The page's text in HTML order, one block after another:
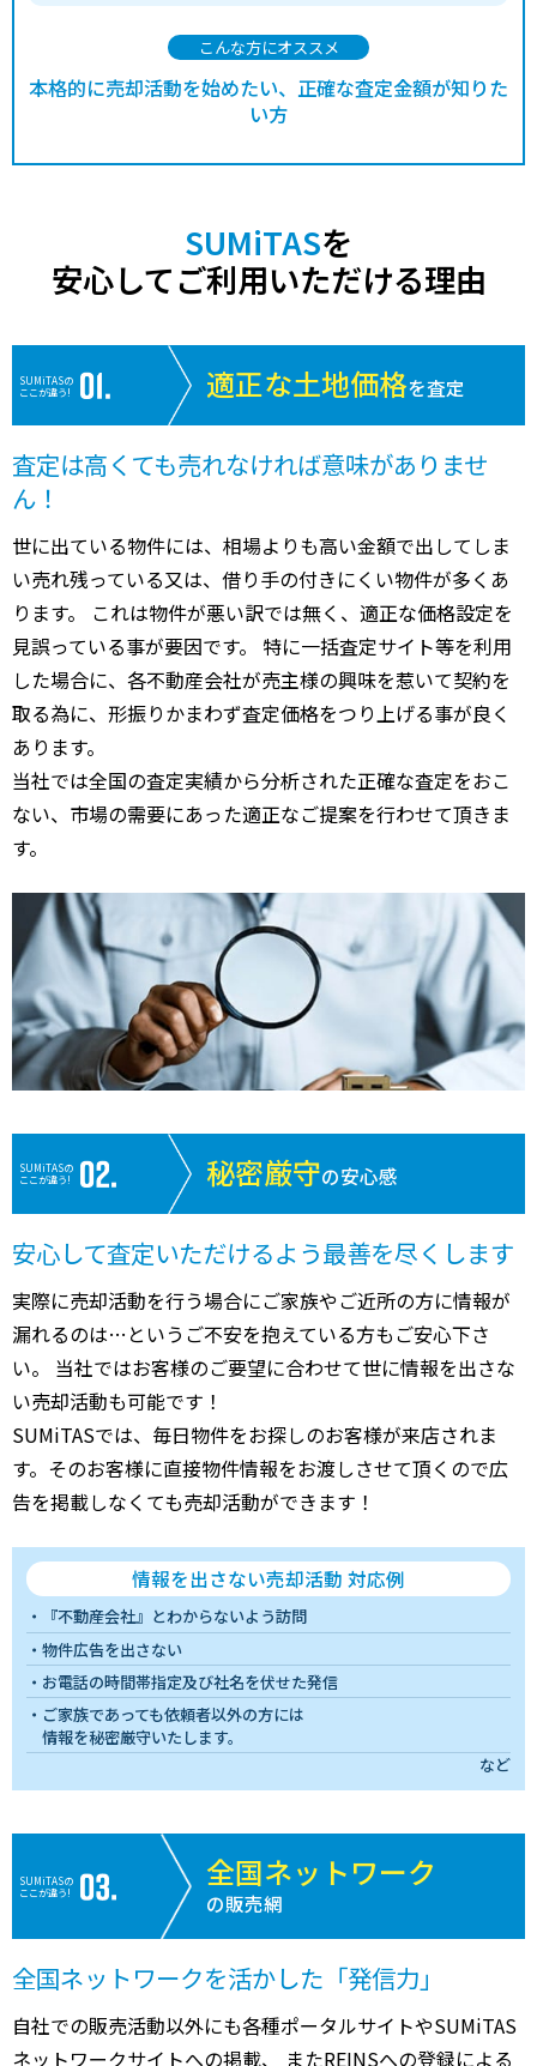
こんな方にオススメ
本格的に売却活動を始めたい、正確な査定金額が知りた
い方
SUMiTASを
安心してご利用いただける理由
SUMiTASの
ここが違う!
適正な土地価格を査定
査定は高くても売れなければ意味がありませ
ん！
世に出ている物件には、相場よりも高い金額で出してしま
い売れ残っている又は、借り手の付きにくい物件が多くあ
ります。 これは物件が悪い訳では無く、適正な価格設定を
見誤っている事が要因です。 特に一括査定サイト等を利用
した場合に、各不動産会社が売主様の興味を惹いて契約を
取る為に、形振りかまわず査定価格をつり上げる事が良く
あります。
当社では全国の査定実績から分析された正確な査定をおこ
ない、市場の需要にあった適正なご提案を行わせて頂きま
す。
SUMiTASの
ここが違う!
秘密厳守の安心感
安心して査定いただけるよう最善を尽くします
実際に売却活動を行う場合にご家族やご近所の方に情報が
漏れるのは…というご不安を抱えている方もご安心下さ
い。 当社ではお客様のご要望に合わせて世に情報を出さな
い売却活動も可能です！
SUMiTASでは、毎日物件をお探しのお客様が来店されま
す。そのお客様に直接物件情報をお渡しさせて頂くので広
告を掲載しなくても売却活動ができます！
情報を出さない売却活動 対応例
『不動産会社』とわからないよう訪問
物件広告を出さない
お電話の時間帯指定及び社名を伏せた発信
ご家族であっても依頼者以外の方には
情報を秘密厳守いたします。
など
SUMiTASの
ここが違う!
全国ネットワーク
の販売網
全国ネットワークを活かした「発信力」
自社での販売活動以外にも各種ポータルサイトやSUMiTAS
ネットワークサイトへの掲載、 またREINSへの登録による